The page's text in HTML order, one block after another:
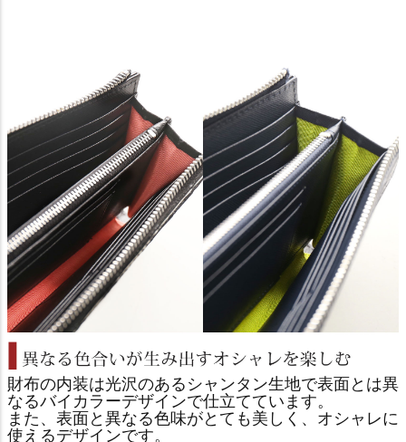
財布の内装は光沢のあるシャンタン生地で表面とは異
なるバイカラーデザインで仕立てています。
また、表面と異なる色味がとても美しく、オシャレに
使えるデザインです。